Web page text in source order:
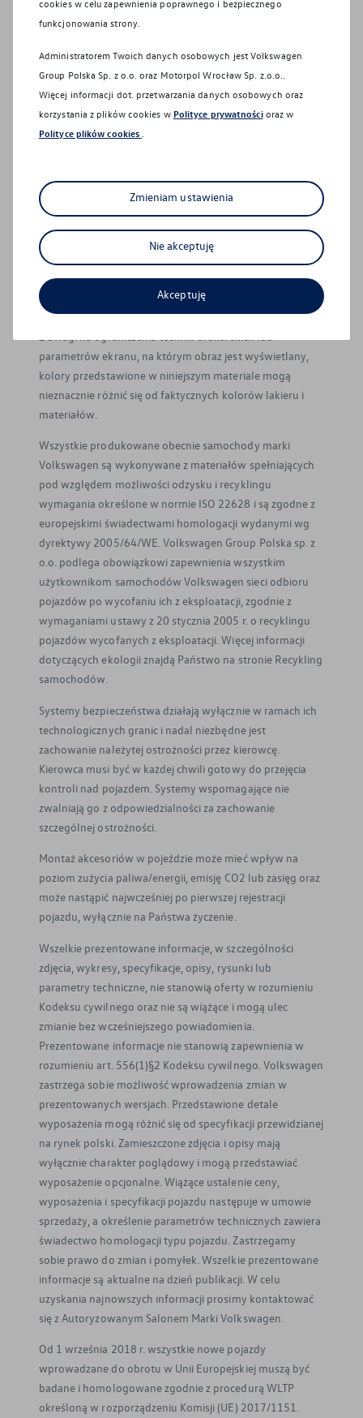
© Volkswagen2026
Zasięg dla samochodów elektrycznych lub zasięg w trybie
akcesoriów. W praktyce rzeczywisty zasięg różni się w
zależności od stylu jazdy, prędkości, korzystania z
dodatkowych odbiorników energii, temperatury
zewnętrznej, liczby pasażerów, obciążenia ładunkiem i
Podane ceny obejmują podatek VAT (23%).
parametrów ekranu, na którym obraz jest wyświetlany,
kolory przedstawione w niniejszym materiale mogą
nieznacznie różnić się od faktycznych kolorów lakieru i
materiałów.
Wszystkie produkowane obecnie samochody marki
Volkswagen są wykonywane z materiałów spełniających
pod względem możliwości odzysku i recyklingu
wymagania określone w normie ISO 22628 i są zgodne z
europejskimi świadectwami homologacji wydanymi wg
dyrektywy 2005/64/WE. Volkswagen Group Polska sp. z
o.o. podlega obowiązkowi zapewnienia wszystkim
użytkownikom samochodów Volkswagen sieci odbioru
pojazdów po wycofaniu ich z eksploatacji, zgodnie z
wymaganiami ustawy z 20 stycznia 2005 r. o recyklingu
pojazdów wycofanych z eksploatacji. Więcej informacji
dotyczących ekologii znajdą Państwo na stronie Recykling
samochodów.
Systemy bezpieczeństwa działają wyłącznie w ramach ich
technologicznych granic i nadal niezbędne jest
zachowanie należytej ostrożności przez kierowcę.
Kierowca musi być w każdej chwili gotowy do przejęcia
kontroli nad pojazdem. Systemy wspomagające nie
zwalniają go z odpowiedzialności za zachowanie
szczególnej ostrożności.
Montaż akcesoriów w pojeździe może mieć wpływ na
poziom zużycia paliwa/energii, emisję CO2 lub zasięg oraz
może nastąpić najwcześniej po pierwszej rejestracji
pojazdu, wyłącznie na Państwa życzenie.
Wszelkie prezentowane informacje, w szczególności
zdjęcia, wykresy, specyfikacje, opisy, rysunki lub
parametry techniczne, nie stanowią oferty w rozumieniu
Kodeksu cywilnego oraz nie są wiążące i mogą ulec
zmianie bez wcześniejszego powiadomienia.
Prezentowane informacje nie stanowią zapewnienia w
rozumieniu art. 556(1)§2 Kodeksu cywilnego. Volkswagen
zastrzega sobie możliwość wprowadzenia zmian w
prezentowanych wersjach. Przedstawione detale
wyposażenia mogą różnić się od specyfikacji przewidzianej
na rynek polski. Zamieszczone zdjęcia i opisy mają
wyłącznie charakter poglądowy i mogą przedstawiać
wyposażenie opcjonalne. Wiążące ustalenie ceny,
wyposażenia i specyfikacji pojazdu następuje w umowie
sprzedaży, a określenie parametrów technicznych zawiera
świadectwo homologacji typu pojazdu. Zastrzegamy
sobie prawo do zmian i pomyłek. Wszelkie prezentowane
informacje są aktualne na dzień publikacji. W celu
uzyskania najnowszych informacji prosimy kontaktować
się z Autoryzowanym Salonem Marki Volkswagen.
Od 1 września 2018 r. wszystkie nowe pojazdy
wprowadzane do obrotu w Unii Europejskiej muszą być
badane i homologowane zgodnie z procedurą WLTP
określoną w rozporządzeniu Komisji (UE) 2017/1151.
cookies w celu zapewnienia poprawnego i bezpiecznego
funkcjonowania strony.
Administratorem Twoich danych osobowych jest Volkswagen
Group Polska Sp. z o.o. oraz Motorpol Wrocław Sp. z.o.o..
Więcej informacji dot. przetwarzania danych osobowych oraz
korzystania z plików cookies w Polityce prywatnościoraz w
Polityce plików cookies .
Zmieniam ustawienia
Nie akceptuję
Akceptuję